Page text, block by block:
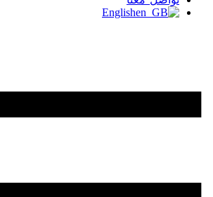
English